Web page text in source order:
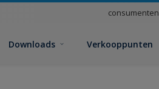
consumenten
Downloads Verkooppunten